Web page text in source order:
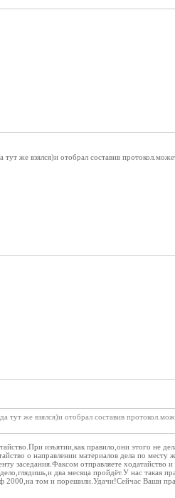
же взялся)и отобрал составив
же взялся)и отобрал составив
изъятии,как правило,они этого не
о направлении материалов дела по
заседания.Факсом отправляете ходатайство
два месяца пройдёт.У нас такая
2000,на том и порешили.Удачи!Сейчас Ваши